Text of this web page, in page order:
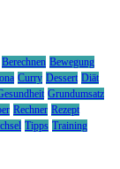
Berechnen Bewegung
Curry Dessert Diät
Grundumsatz
Rechner Rezept
Tipps Training